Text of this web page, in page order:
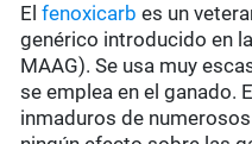
Elfenoxicarb es un
genérico introducido en
MAAG). Se usa muy
se emplea en el ganado.
inmaduros de